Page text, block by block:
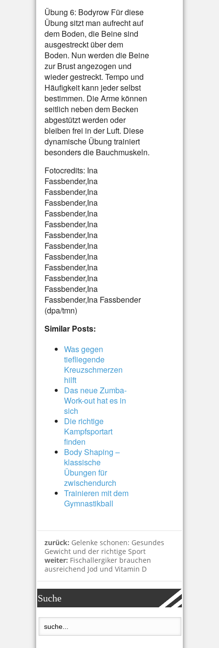
Übung 6: Bodyrow Für diese
Übung sitzt man aufrecht auf
dem Boden, die Beine sind
ausgestreckt über dem
Boden. Nun werden die Beine
zur Brust angezogen und
wieder gestreckt. Tempo und
Häufigkeit kann jeder selbst
bestimmen. Die Arme können
seitlich neben dem Becken
abgestützt werden oder
bleiben frei in der Luft. Diese
dynamische Übung trainiert
besonders die Bauchmuskeln.
Fotocredits: Ina
Fassbender,Ina
Fassbender,Ina
Fassbender,Ina
Fassbender,Ina
Fassbender,Ina
Fassbender,Ina
Fassbender,Ina
Fassbender,Ina
Fassbender,Ina
Fassbender,Ina
Fassbender,Ina
Fassbender,Ina Fassbender
(dpa/tmn)
Similar Posts:
Was gegen
tiefliegende
Kreuzschmerzen
hilft
Das neue Zumba-
Work-out hat es in
sich
Die richtige
Kampfsportart
finden
Body Shaping –
klassische
Übungen für
zwischendurch
Trainieren mit dem
Gymnastikball
zurück: Gelenke schonen: Gesundes
Gewicht und der richtige Sport
weiter: Fischallergiker brauchen
ausreichend Jod und Vitamin D
Suche